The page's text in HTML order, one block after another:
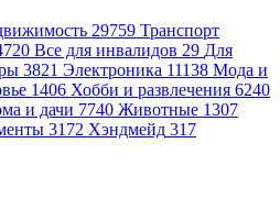
29759 Транспорт
Все для инвалидов 29 Для
3821 Электроника 11138 Мода и
1406 Хобби и развлечения 6240
и дачи 7740 Животные 1307
3172 Хэндмейд 317